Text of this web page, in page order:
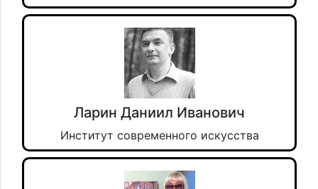
Ларин Даниил Иванович
Институт современного искусства